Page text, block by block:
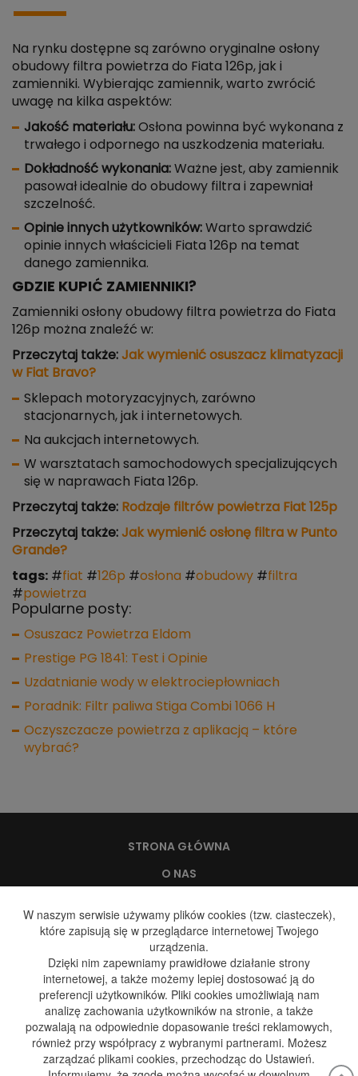
Na rynku dostępne są zarówno oryginalne osłony
obudowy filtra powietrza do Fiata 126p, jak i
zamienniki. Wybierając zamiennik, warto zwrócić
uwagę na kilka aspektów:
Jakość materiału: Osłona powinna być wykonana z
trwałego i odpornego na uszkodzenia materiału.
Dokładność wykonania: Ważne jest, aby zamiennik
pasował idealnie do obudowy filtra i zapewniał
szczelność.
Opinie innych użytkowników: Warto sprawdzić
opinie innych właścicieli Fiata 126p na temat
danego zamiennika.
GDZIE KUPIĆ ZAMIENNIKI?
Zamienniki osłony obudowy filtra powietrza do Fiata
126p można znaleźć w:
Przeczytaj także: Jak wymienić osuszacz klimatyzacji
w Fiat Bravo?
Sklepach motoryzacyjnych, zarówno
stacjonarnych, jak i internetowych.
Na aukcjach internetowych.
W warsztatach samochodowych specjalizujących
się w naprawach Fiata 126p.
Przeczytaj także: Rodzaje filtrów powietrza Fiat 125p
Przeczytaj także: Jak wymienić osłonę filtra w Punto
Grande?
tags: #fiat #126p #osłona #obudowy #filtra
#powietrza
Popularne posty:
Osuszacz Powietrza Eldom
Prestige PG 1841: Test i Opinie
Uzdatnianie wody w elektrociepłowniach
Poradnik: Filtr paliwa Stiga Combi 1066 H
Oczyszczacze powietrza z aplikacją – które
wybrać?
STRONA GŁÓWNA
O NAS
DYSTRYBUCJA WODY
DYSTRYBUCJA GAZU
GALERIA
BLOG
KONTAKT
W naszym serwisie używamy plików cookies (tzw. ciasteczek),
które zapisują się w przeglądarce internetowej Twojego
urządzenia.
Dzięki nim zapewniamy prawidłowe działanie strony
internetowej, a także możemy lepiej dostosować ją do
preferencji użytkowników. Pliki cookies umożliwiają nam
analizę zachowania użytkowników na stronie, a także
pozwalają na odpowiednie dopasowanie treści reklamowych,
również przy współpracy z wybranymi partnerami. Możesz
zarządzać plikami cookies, przechodząc do Ustawień.